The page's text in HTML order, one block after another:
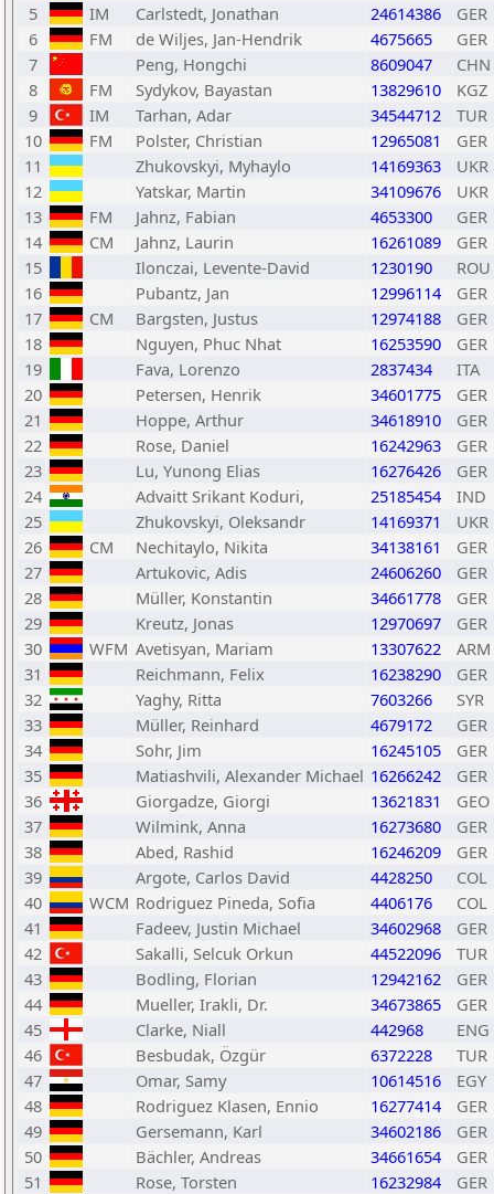
5
IM Carlstedt, Jonathan 24614386
GER
6
FM de Wiljes, Jan-Hendrik 4675665
GER
7
Peng, Hongchi 8609047
CHN
8
FM Sydykov, Bayastan 13829610
KGZ
9
IM Tarhan, Adar 34544712
TUR
10
FM Polster, Christian 12965081
GER
11
Zhukovskyi, Myhaylo 14169363
UKR
12
Yatskar, Martin 34109676
UKR
13
FM Jahnz, Fabian 4653300
GER
14
CM Jahnz, Laurin 16261089
GER
15
Ilonczai, Levente-David 1230190
ROU
16
Pubantz, Jan 12996114
GER
17
CM Bargsten, Justus 12974188
GER
18
Nguyen, Phuc Nhat 16253590
GER
19
Fava, Lorenzo 2837434
ITA
20
Petersen, Henrik 34601775
GER
21
Hoppe, Arthur 34618910
GER
22
Rose, Daniel 16242963
GER
23
Lu, Yunong Elias 16276426
GER
24
Advaitt Srikant Koduri, 25185454
IND
25
Zhukovskyi, Oleksandr 14169371
UKR
26
CM Nechitaylo, Nikita 34138161
GER
27
Artukovic, Adis 24606260
GER
28
Müller, Konstantin 34661778
GER
29
Kreutz, Jonas 12970697
GER
30
WFM Avetisyan, Mariam 13307622
ARM
31
Reichmann, Felix 16238290
GER
32
Yaghy, Ritta 7603266
SYR
33
Müller, Reinhard 4679172
GER
34
Sohr, Jim 16245105
GER
35
Matiashvili, Alexander Michael 16266242
GER
36
Giorgadze, Giorgi 13621831
GEO
37
Wilmink, Anna 16273680
GER
38
Abed, Rashid 16246209
GER
39
Argote, Carlos David 4428250
COL
40
WCM Rodriguez Pineda, Sofia 4406176
COL
41
Fadeev, Justin Michael 34602968
GER
42
Sakalli, Selcuk Orkun 44522096
TUR
43
Bodling, Florian 12942162
GER
44
Mueller, Irakli, Dr. 34673865
GER
45
Clarke, Niall 442968
ENG
46
Besbudak, Özgür 6372228
TUR
47
Omar, Samy 10614516
EGY
48
Rodriguez Klasen, Ennio 16277414
GER
49
Gersemann, Karl 34602186
GER
50
Bächler, Andreas 34661654
GER
51
Rose, Torsten 16232984
GER